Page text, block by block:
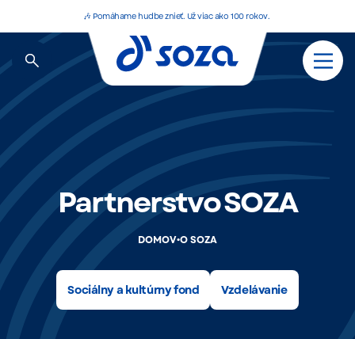
🎶 Pomáhame hudbe znieť. Už viac ako 100 rokov.
Partnerstvo SOZA
DOMOV•O SOZA
Sociálny a kultúrny fond Vzdelávanie